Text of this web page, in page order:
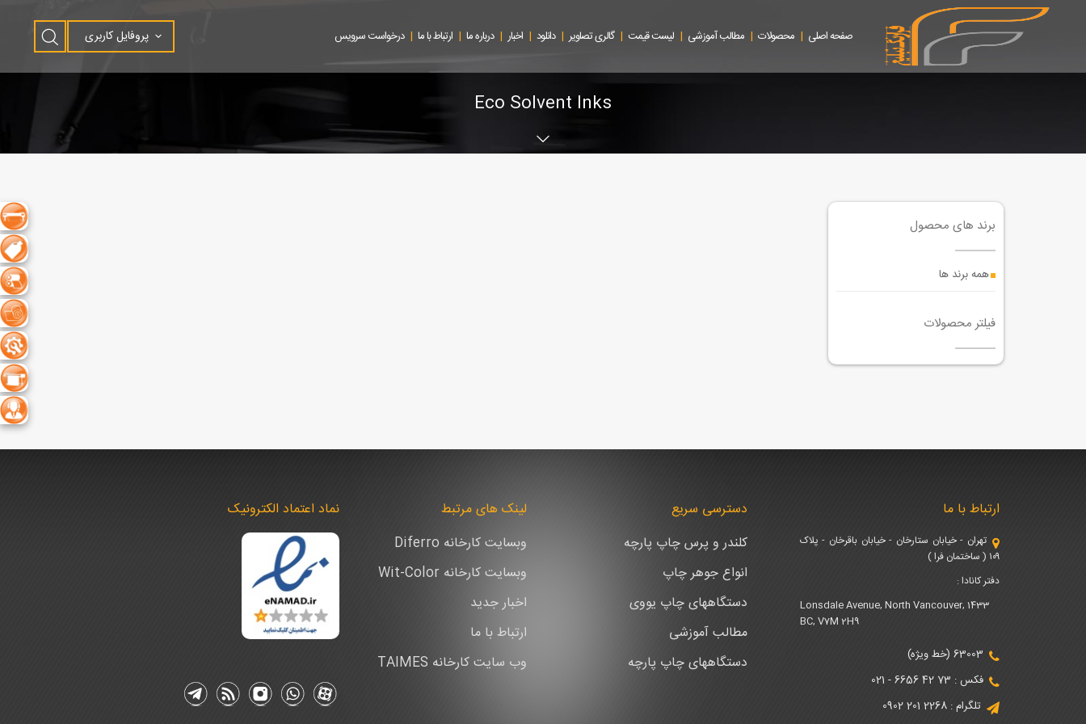
پروفایل کاربری صفحه اصلی | محصولات | مطالب آموزشی | لیست قیمت | گالری تصاویر | دانلود | اخبار | درباره ما | ارتباط با ما | درخواست سرویس
Eco Solvent Inks
برند های محصول
همه برند ها
فیلتر محصولات
ارتباط با ما
تهران - خیابان ستارخان - خیابان باقرخان - پلاک
۱۰۹ ( ساختمان فرا )
دفتر کانادا :
1433 Lonsdale Avenue, North Vancouver,
BC, V7M 2H9
63003 (خط ویژه)
فکس : 73 42 6656 - 021
تلگرام : 2268 201 0902
دسترسی سریع
کلندر و پرس چاپ پارچه
انواع جوهر چاپ
دستگاههای چاپ یووی
مطالب آموزشی
دستگاههای چاپ پارچه
لینک های مرتبط
وبسایت کارخانه Diferro
وبسایت کارخانه Wit-Color
اخبار جدید
ارتباط با ما
وب سایت کارخانه TAIMES
نماد اعتماد الکترونیک